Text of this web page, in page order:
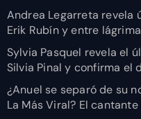
Andrea Legarreta revela
Erik Rubín y entre
Sylvia Pasquel revela el
Silvia Pinal y confirma el
¿Anuel se separó de su
La Más Viral? El